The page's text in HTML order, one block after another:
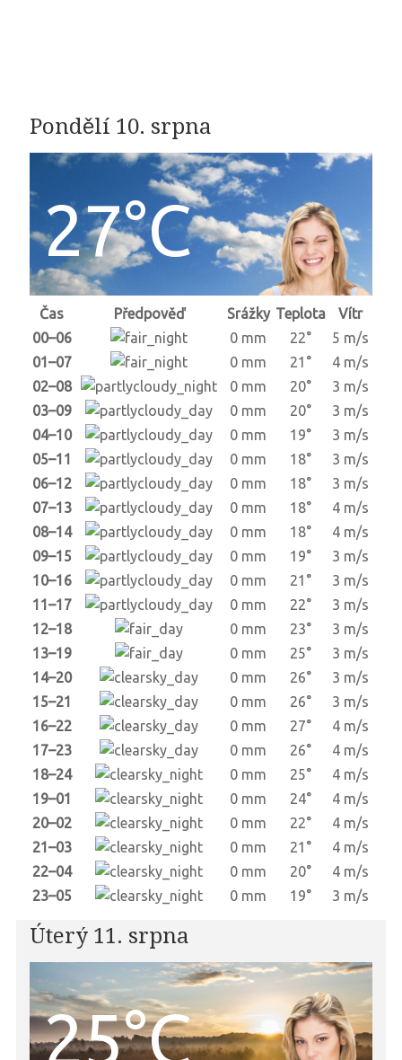
Pondělí 10. srpna
27°C
Čas Předpověď Srážky Teplota
Vítr
00–06
0 mm 22°
5 m/s
01–07
0 mm 21°
4 m/s
02–08
0 mm 20°
3 m/s
03–09
0 mm 20°
3 m/s
04–10
0 mm 19°
3 m/s
05–11
0 mm 18°
3 m/s
06–12
0 mm 18°
3 m/s
07–13
0 mm 18°
4 m/s
08–14
0 mm 18°
4 m/s
09–15
0 mm 19°
3 m/s
10–16
0 mm 21°
3 m/s
11–17
0 mm 22°
3 m/s
12–18
0 mm 23°
3 m/s
13–19
0 mm 25°
3 m/s
14–20
0 mm 26°
3 m/s
15–21
0 mm 26°
3 m/s
16–22
0 mm 27°
4 m/s
17–23
0 mm 26°
4 m/s
18–24
0 mm 25°
4 m/s
19–01
0 mm 24°
4 m/s
20–02
0 mm 22°
4 m/s
21–03
0 mm 21°
4 m/s
22–04
0 mm 20°
4 m/s
23–05
0 mm 19° 3 m/s
Úterý 11. srpna
25°C